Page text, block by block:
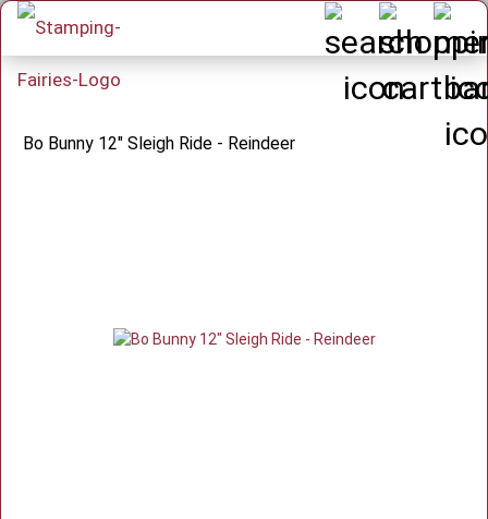
Bo Bunny 12" Sleigh Ride - Reindeer